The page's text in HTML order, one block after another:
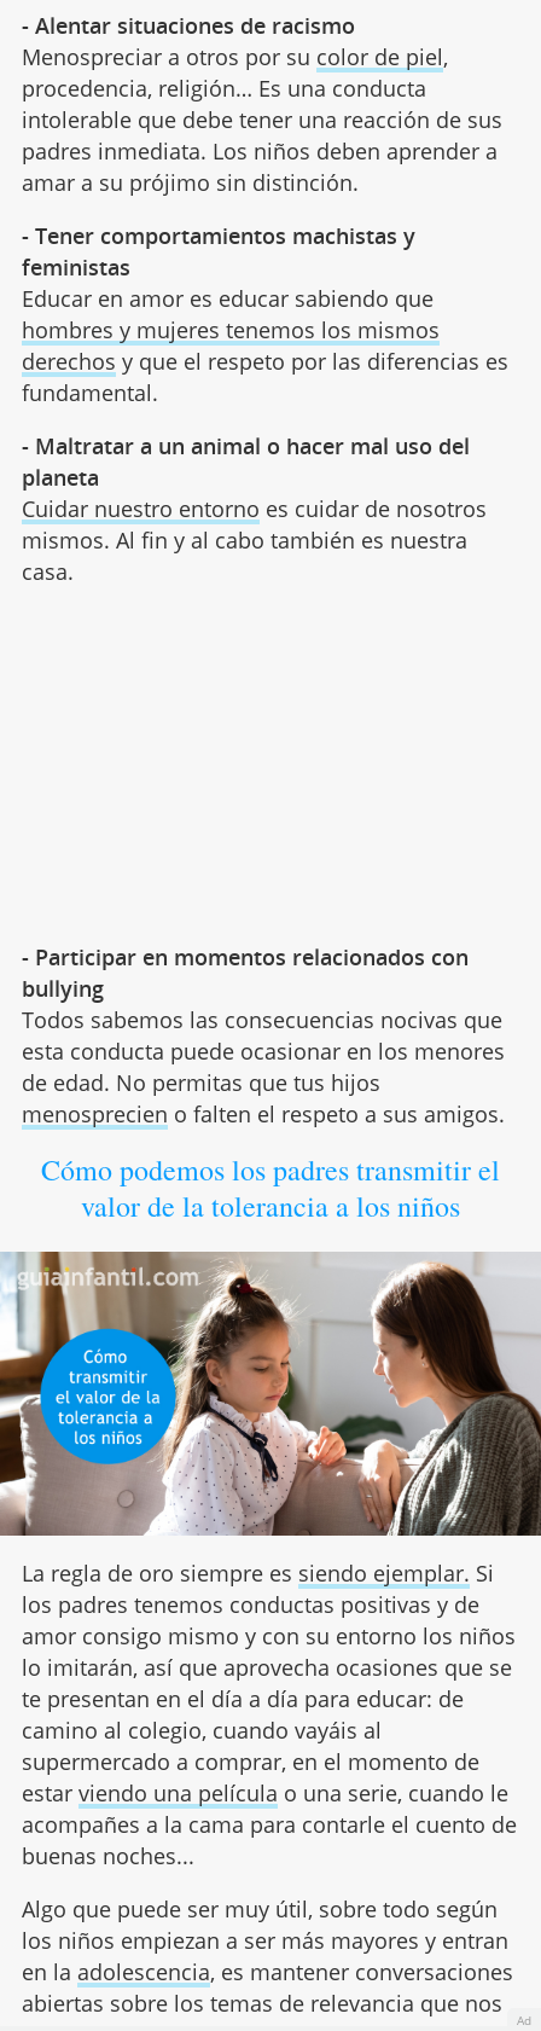
- Alentar situaciones de racismo
Menospreciar a otros por su color de piel,
procedencia, religión… Es una conducta
intolerable que debe tener una reacción de sus
padres inmediata. Los niños deben aprender a
amar a su prójimo sin distinción.
- Tener comportamientos machistas y
feministas
Educar en amor es educar sabiendo que
hombres y mujeres tenemos los mismos
derechos y que el respeto por las diferencias es
fundamental.
- Maltratar a un animal o hacer mal uso del
planeta
Cuidar nuestro entorno es cuidar de nosotros
mismos. Al fin y al cabo también es nuestra
casa.
- Participar en momentos relacionados con
bullying
Todos sabemos las consecuencias nocivas que
esta conducta puede ocasionar en los menores
de edad. No permitas que tus hijos
menosprecien o falten el respeto a sus amigos.
Cómo podemos los padres transmitir el
valor de la tolerancia a los niños
La regla de oro siempre es siendo ejemplar. Si
los padres tenemos conductas positivas y de
amor consigo mismo y con su entorno los niños
lo imitarán, así que aprovecha ocasiones que se
te presentan en el día a día para educar: de
camino al colegio, cuando vayáis al
supermercado a comprar, en el momento de
estar viendo una película o una serie, cuando le
acompañes a la cama para contarle el cuento de
buenas noches...
Algo que puede ser muy útil, sobre todo según
los niños empiezan a ser más mayores y entran
en la adolescencia, es mantener conversaciones
abiertas sobre los temas de relevancia que nos
Ad